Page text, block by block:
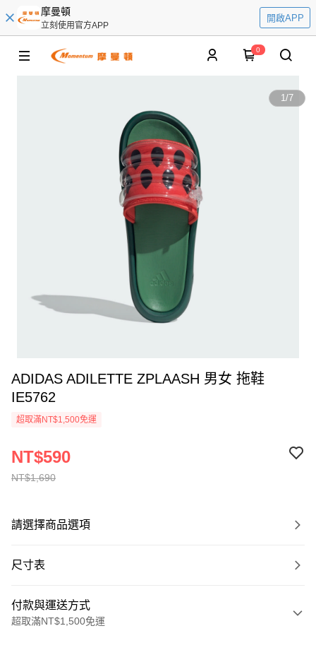
摩曼頓
立刻使用官方APP
開啟APP
0
1/7
ADIDAS ADILETTE ZPLAASH 男女 拖鞋
IE5762
超取滿NT$1,500免運
NT$1,690
NT$590
請選擇商品選項
尺寸表
付款與運送方式
超取滿NT$1,500免運